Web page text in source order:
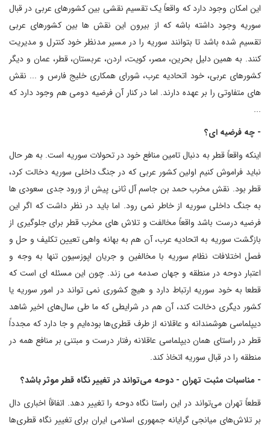
این امکان وجود دارد که واقعاً یک تقسیم نقشی بین کشورهای عربی در قبال
سوریه وجود داشته باشه که از بیرون این نقش ها بین کشورهای عربی
تقسیم شده باشد تا بتوانند سوریه را در مسیر مدنظر خود کنترل و مدیریت
کنند. به همین دلیل بحرین، مصر، کویت، اردن، عربستان، قطر، عمان و دیگر
کشورهای عربی، خود اتحادیه عرب، شورای همکاری خلیج فارس و ... نقش
های متفاوتی را بر عهده دارند. اما در کنار آن فرضیه دومی هم وجود دارد که
...
- چه فرضیه ای؟
اینکه واقعاً قطر به دنبال تامین منافع خود در تحولات سوریه است. به هر حال
نباید فراموش کنیم اولین کشور عربی که در جنگ داخلی سوریه دخالت کرد،
قطر بود. نقش مخرب حمد بن جاسم آل ثانی پیش از ورود جدی سعودی ها
به جنگ داخلی سوریه از خاطر نمی رود. اما باید در نظر داشت که اگر این
فرضیه درست باشد واقعاً مخالفت و تلاش های مخرب قطر برای جلوگیری از
بازگشت سوریه به اتحادیه عرب، آن هم به بهانه واهی تعیین تکلیف و حل و
فصل اختلافات نظام سوریه با مخالفین و جریان اپوزسیون تنها به وجه و
اعتبار دوحه در منطقه و جهان صدمه می زند. چون این مسئله ای است که
قطعا به خود سوریه ارتباط دارد و هیچ کشوری نمی تواند در امور سوریه یا
کشور دیگری دخالت کند، آن هم در شرایطی که ما طی سال‌های اخیر شاهد
دیپلماسی هوشمندانه و عاقلانه از طرف قطری‌ها بوده‌ایم و جا دارد که مجدداً
قطر در راستای همان دیپلماسی عاقلانه رفتار درست و مبتنی بر منافع همه در
منطقه را در قبال سوریه اتخاذ کند.
- مناسبات مثبت تهران - دوحه می‌تواند در تغییر نگاه قطر موثر باشد؟
قطعاً تهران می‌تواند در این راستا نگاه دوحه را تغییر دهد. اتفاقاً اخباری دال
بر تلاش‌های میانجی گرایانه جمهوری اسلامی ایران برای تغییر نگاه قطری‌ها